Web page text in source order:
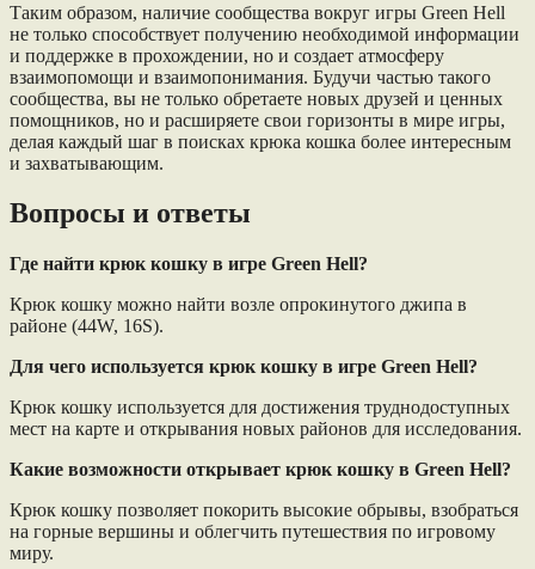
Таким образом, наличие сообщества вокруг игры Green Hell
не только способствует получению необходимой информации
и поддержке в прохождении, но и создает атмосферу
взаимопомощи и взаимопонимания. Будучи частью такого
сообщества, вы не только обретаете новых друзей и ценных
помощников, но и расширяете свои горизонты в мире игры,
делая каждый шаг в поисках крюка кошка более интересным
и захватывающим.
Вопросы и ответы
Где найти крюк кошку в игре Green Hell?
Крюк кошку можно найти возле опрокинутого джипа в
районе (44W, 16S).
Для чего используется крюк кошку в игре Green Hell?
Крюк кошку используется для достижения труднодоступных
мест на карте и открывания новых районов для исследования.
Какие возможности открывает крюк кошку в Green Hell?
Крюк кошку позволяет покорить высокие обрывы, взобраться
на горные вершины и облегчить путешествия по игровому
миру.